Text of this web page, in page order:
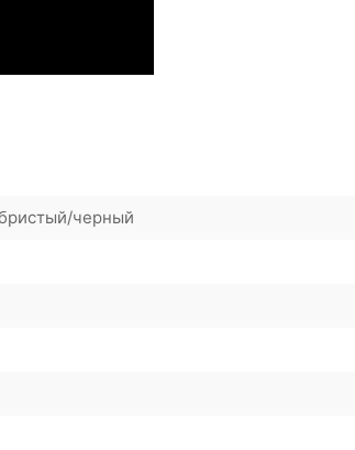
черный